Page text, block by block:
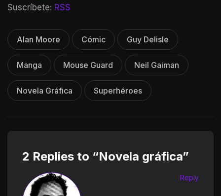
Suscríbete: RSS
Alan Moore Cómic Guy Delisle
Manga Mouse Guard Neil Gaiman
Novela Gráfica Superhéroes
2 Replies to “Novela gráfica”
Reply